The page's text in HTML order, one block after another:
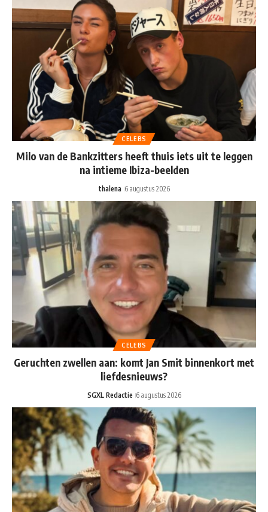
CELEBS
Milo van de Bankzitters heeft thuis iets uit te leggen
na intieme Ibiza-beelden
thalena 6 augustus 2026
CELEBS
Geruchten zwellen aan: komt Jan Smit binnenkort met
liefdesnieuws?
SGXL Redactie 6 augustus 2026